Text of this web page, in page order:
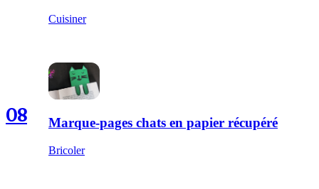
Cuisiner
08 Marque-pages chats en papier récupéré
Bricoler